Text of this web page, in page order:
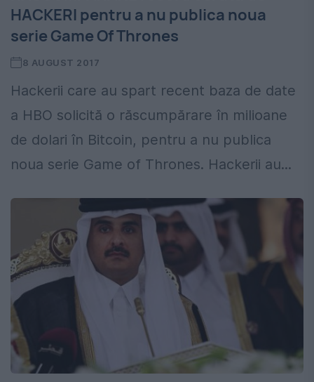
HACKERI pentru a nu publica noua
serie Game Of Thrones
8 AUGUST 2017
Hackerii care au spart recent baza de date
a HBO solicită o răscumpărare în milioane
de dolari în Bitcoin, pentru a nu publica
noua serie Game of Thrones. Hackerii au...